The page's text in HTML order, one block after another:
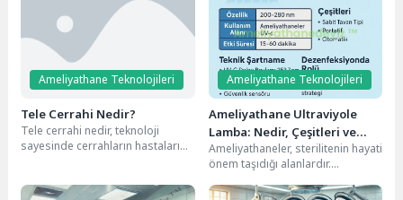
Ameliyathane Teknolojileri
Tele Cerrahi Nedir?
Tele cerrahi nedir, teknoloji
sayesinde cerrahların hastalarını
teknoloji,...
Ameliyathane Teknolojileri
Ameliyathane Ultraviyole
Lamba: Nedir, Çeşitleri ve
Teknik Şartnameler
Ameliyathaneler, sterilitenin hayati
önem taşıdığı alanlardır.
arındırılmış bir ortam yaratmak